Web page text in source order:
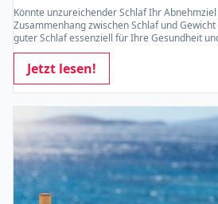
Könnte unzureichender Schlaf Ihr
Zusammenhang zwischen Schlaf und
guter Schlaf essenziell für Ihre Gesundheit
Jetzt lesen!